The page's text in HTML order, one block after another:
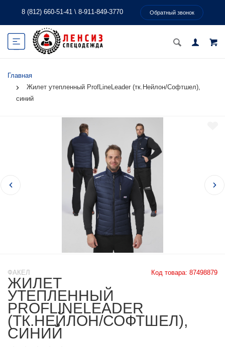
8 (812) 660-51-41 \ 8-911-849-3770 Обратный звонок
Главная
Жилет утепленный ProfLineLeader (тк.Нейлон/Софтшел),
синий
Код товара: 87498879
ФАКЕЛ
ЖИЛЕТ
УТЕПЛЕННЫЙ
PROFLINELEADER
(ТК.НЕЙЛОН/СОФТШЕЛ),
СИНИЙ